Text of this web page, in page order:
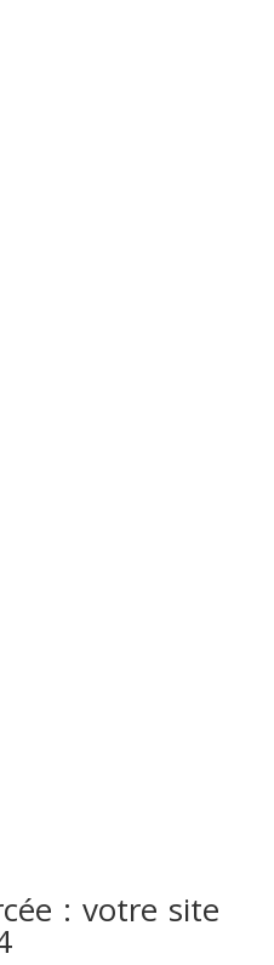
: votre site